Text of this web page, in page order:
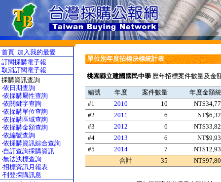
首頁 加入我的最愛
訂閱採購電子報
取消訂閱電子報
採購資訊查詢
‧依日期查詢
‧依採購屬性查詢
‧依關鍵字查詢
‧依採購單位查詢
‧依採購區域查詢
‧依採購金額查詢
‧依編號查詢
‧依採購資訊綜合查詢
‧自訂查詢採購資訊
‧無法決標查詢
‧招標資訊月報表
‧刊登採購訊息
單位別年度招標決標統計表
桃園縣立建國國民中學 歷年招標案件數量及金
編號 年度 案件數量
年度金額
#1
2010 10
#2
2011 6
#3
2012 6
#4
2013 6
#5
2014 7
合計
35